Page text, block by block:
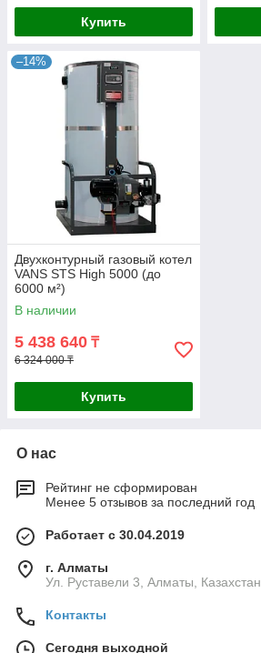
Купить
–14%
Двухконтурный газовый котел
VANS STS High 5000 (до
6000 м²)
В наличии
5 438 640 ₸
6 324 000 ₸
Купить
О нас
Рейтинг не сформирован
Менее 5 отзывов за последний год
Работает с 30.04.2019
г. Алматы
Ул. Руставели 3, Алматы, Казахстан
Контакты
Сегодня выходной